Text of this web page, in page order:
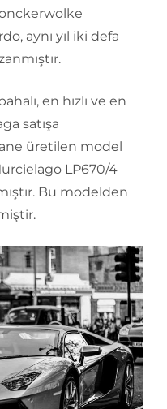
aynı yıl iki defa
en hızlı ve en
satışa
üretilen model
LP670/4
Bu modelden